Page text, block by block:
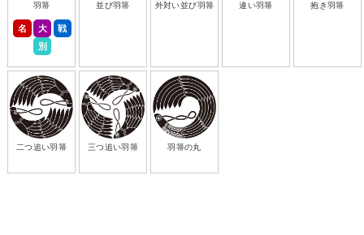
羽箒
名 大
戦
別
並び羽箒 外対い並び羽箒 違い羽箒 抱き羽箒
二つ追い羽箒 三つ追い羽箒 羽箒の丸